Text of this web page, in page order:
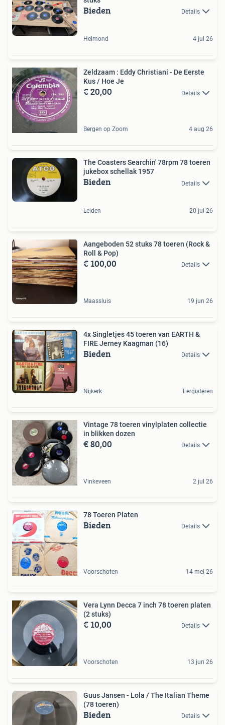
Bieden Details
Helmond 4 jul 26
Zeldzaam : Eddy Christiani - De Eerste
Kus / Hoe Je
€ 20,00 Details
Bergen op Zoom 4 aug 26
The Coasters Searchin' 78rpm 78 toeren
jukebox schellak 1957
Bieden Details
Leiden 20 jul 26
Aangeboden 52 stuks 78 toeren (Rock &
Roll & Pop)
€ 100,00 Details
Maassluis 19 jun 26
4x Singletjes 45 toeren van EARTH &
FIRE Jerney Kaagman (16)
Bieden Details
Nijkerk Eergisteren
Vintage 78 toeren vinylplaten collectie
in blikken dozen
€ 80,00 Details
Vinkeveen 2 jul 26
78 Toeren Platen
Bieden Details
Voorschoten 14 mei 26
Vera Lynn Decca 7 inch 78 toeren platen
(2 stuks)
€ 10,00 Details
Voorschoten 13 jun 26
Guus Jansen - Lola / The Italian Theme
(78 toeren)
Bieden Details